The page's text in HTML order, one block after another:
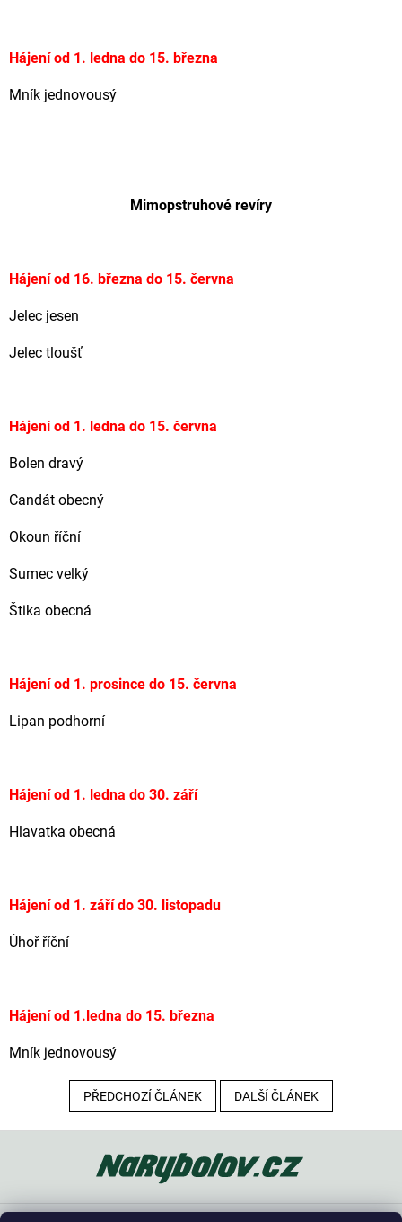
Hájení od 1. ledna do 15. března
Mník jednovousý
Mimopstruhové revíry
Hájení od 16. března do 15. června
Jelec jesen
Jelec tloušť
Hájení od 1. ledna do 15. června
Bolen dravý
Candát obecný
Okoun říční
Sumec velký
Štika obecná
Hájení od 1. prosince do 15. června
Lipan podhorní
Hájení od 1. ledna do 30. září
Hlavatka obecná
Hájení od 1. září do 30. listopadu
Úhoř říční
Hájení od 1.ledna do 15. března
Mník jednovousý
PŘEDCHOZÍ ČLÁNEK DALŠÍ ČLÁNEK
a